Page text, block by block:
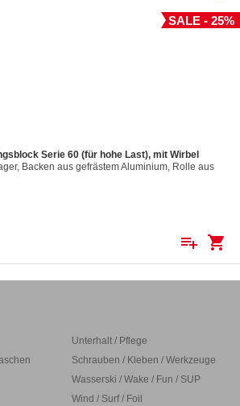
SALE - 25%
Serie 60 (für hohe Last), mit Wirbel
Backen aus gefrästem Aluminium, Rolle aus
mm. Aluminiumrollen: ø 60 mm Für Tau bis: ø 12
playlist_add shopping_cart
Unterhalt / Pflege
Schrauben / Kleben / Werkzeuge
Wasserski / Wake / Fun / SUP
Wind / Surf / Foil